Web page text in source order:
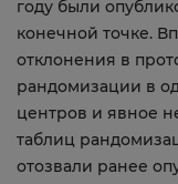
году были
конечной точке.
отклонения в
рандомизации в
центров и явное
таблиц
отозвали ранее